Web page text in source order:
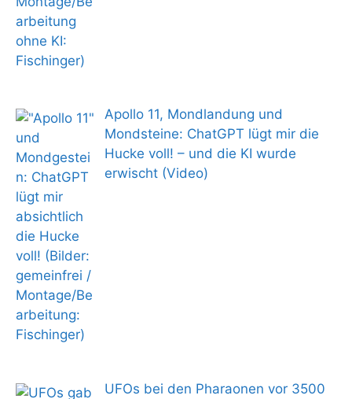
Apollo 11, Mondlandung und
Mondsteine: ChatGPT lügt mir die
Hucke voll! – und die KI wurde
erwischt (Video)
UFOs bei den Pharaonen vor 3500